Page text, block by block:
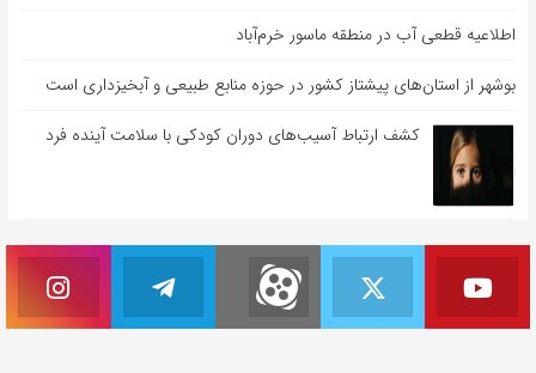
اطلاعیه قطعی آب در منطقه ماسور خرم‌آباد
بوشهر از استان‌های پیشتاز کشور در حوزه منابع طبیعی و آبخیزداری است
کشف ارتباط آسیب‌های دوران کودکی با سلامت آینده فرد